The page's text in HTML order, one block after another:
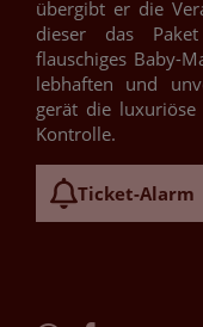
übergibt er die
dieser das
flauschiges Baby-
lebhaften und
gerät die
Kontrolle.
Ticket-Alarm